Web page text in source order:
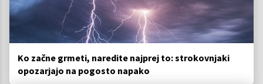
Ko začne grmeti, naredite najprej to: strokovnjaki
opozarjajo na pogosto napako